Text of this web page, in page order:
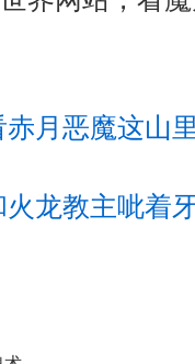
赤月恶魔这山
龙教主呲着